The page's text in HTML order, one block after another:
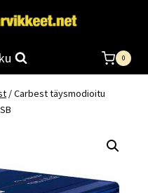
0
/Carbest täysmodioitu